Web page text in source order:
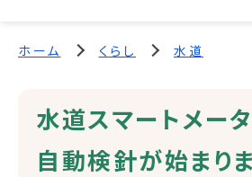
ホーム くらし 水道
水道スマートメー
自動検針が始まり